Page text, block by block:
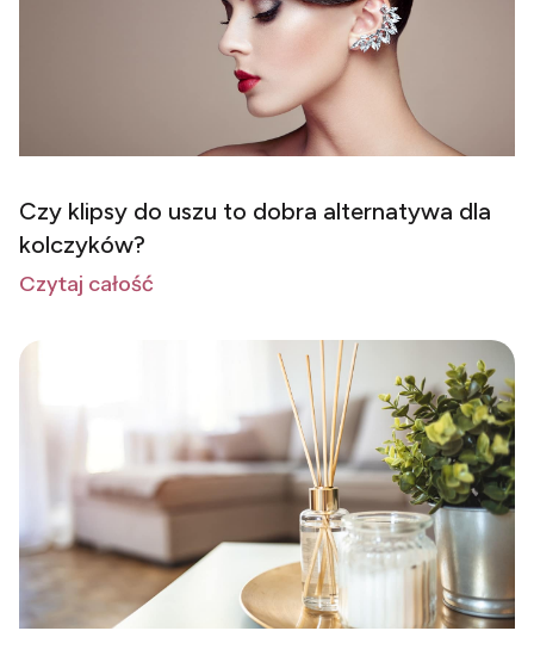
Czy klipsy do uszu to dobra alternatywa dla
kolczyków?
Czytaj całość